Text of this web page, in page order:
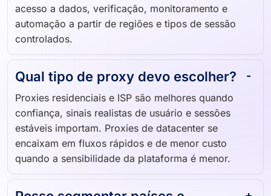
acesso a dados, verificação, monitoramento e
automação a partir de regiões e tipos de sessão
controlados.
Qual tipo de proxy devo escolher?
Proxies residenciais e ISP são melhores quando
confiança, sinais realistas de usuário e sessões
estáveis importam. Proxies de datacenter se
encaixam em fluxos rápidos e de menor custo
quando a sensibilidade da plataforma é menor.